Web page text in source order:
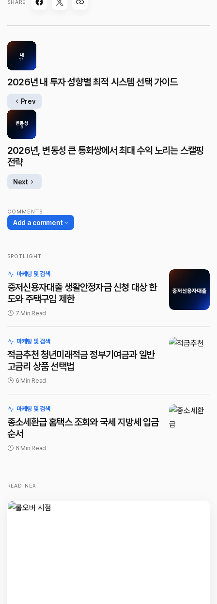
SHARE
2026년 내 투자 성향별 최적 시스템 선택 가이드
Prev
2026년, 변동성 큰 통화쌍에서 최대 수익 노리는 스캘핑
전략
Next
COMMENTS
Add a comment
SPOTLIGHT
마케팅 및 검색
중저신용자대출 생활안정자금 신청 대상 한
도와 주택구입 제한
7 Min Read
마케팅 및 검색
적금추천 청년미래적금 정부기여금과 일반
고금리 상품 선택법
6 Min Read
마케팅 및 검색
종소세환급 홈택스 조회와 국세 지방세 입금
순서
6 Min Read
READ NEXT